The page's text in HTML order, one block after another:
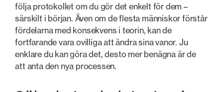
följa protokollet om du gör det enkelt för dem –
särskilt i början. Även om de flesta människor förstår
fördelarna med konsekvens i teorin, kan de
fortfarande vara ovilliga att ändra sina vanor. Ju
enklare du kan göra det, desto mer benägna är de
att anta den nya processen.